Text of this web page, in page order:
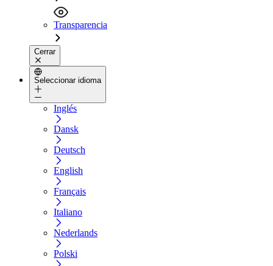
Transparencia
Cerrar
Seleccionar idioma
Inglés
Dansk
Deutsch
English
Français
Italiano
Nederlands
Polski